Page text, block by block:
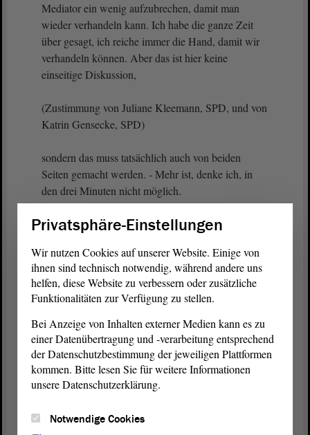
Mediator ein wenig aufzubrechen, damit man
wieder verhandeln kann. Ich habe die ganze Zeit
über gesagt, ich reiche immer die Hand, damit wir
verhandeln können. Aber das ist hier keine
einseitige Diskussion,
(Zustimmung von Juliane Kleemann, SPD, und von
Katrin Gensecke, SPD)
sondern das muss tatsächlich auch von beiden
Seiten gemacht werden. - Mehr ist, denke ich, in
den drei Minuten nicht möglich.
Frau Ministerin, es gibt eine Zwischenintervention
von Frau Anger, sodass sich das doch noch etwas
verlängert. - Frau Anger, bitte.
Nicole Anger (Die Linke):
Vielen Dank, Frau Präsidentin. - Ich muss leider
Privatsphäre-Einstellungen
Wir nutzen Cookies auf unserer Website. Einige von
ihnen sind technisch notwendig, während andere uns
helfen, diese Website zu verbessern oder zusätzliche
Funktionalitäten zur Verfügung zu stellen.
Bei Anzeige von Inhalten externer Medien kann es zu
einer Datenübertragung und -verarbeitung entsprechend
der Datenschutzbestimmung der jeweiligen Plattformen
kommen. Bitte lesen Sie für weitere Informationen
unsere Datenschutzerklärung.
Notwendige Cookies